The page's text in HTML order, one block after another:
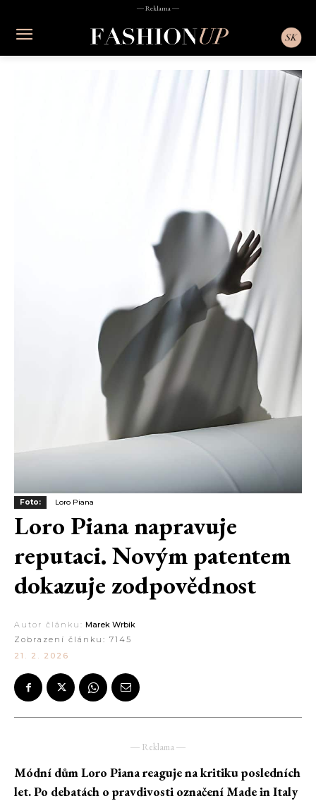
― Reklama ―
Foto: Loro Piana
Loro Piana napravuje
reputaci. Novým patentem
dokazuje zodpovědnost
Autor článku: Marek Wrbik
Zobrazení článku: 7145
21. 2. 2026
― Reklama ―
Módní dům Loro Piana reaguje na kritiku posledních
let. Po debatách o pravdivosti označení Made in Italy